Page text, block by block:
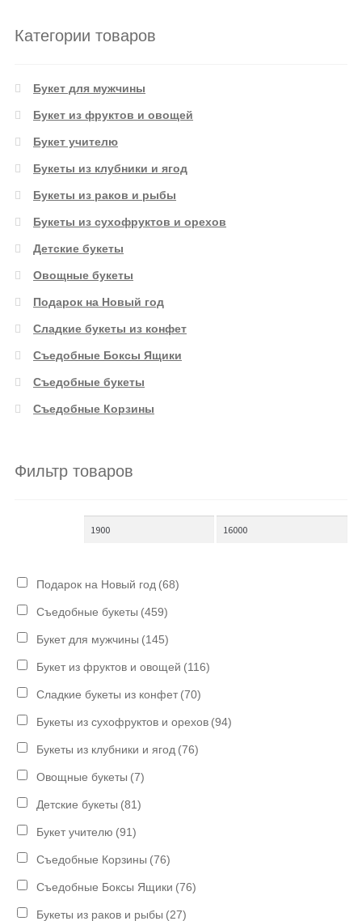
Категории товаров
Букет для мужчины
Букет из фруктов и овощей
Букет учителю
Букеты из клубники и ягод
Букеты из раков и рыбы
Букеты из сухофруктов и орехов
Детские букеты
Овощные букеты
Подарок на Новый год
Сладкие букеты из конфет
Съедобные Боксы Ящики
Съедобные букеты
Съедобные Корзины
Фильтр товаров
Подарок на Новый год (68)
Съедобные букеты (459)
Букет для мужчины (145)
Букет из фруктов и овощей (116)
Сладкие букеты из конфет (70)
Букеты из сухофруктов и орехов (94)
Букеты из клубники и ягод (76)
Овощные букеты (7)
Детские букеты (81)
Букет учителю (91)
Съедобные Корзины (76)
Съедобные Боксы Ящики (76)
Букеты из раков и рыбы (27)